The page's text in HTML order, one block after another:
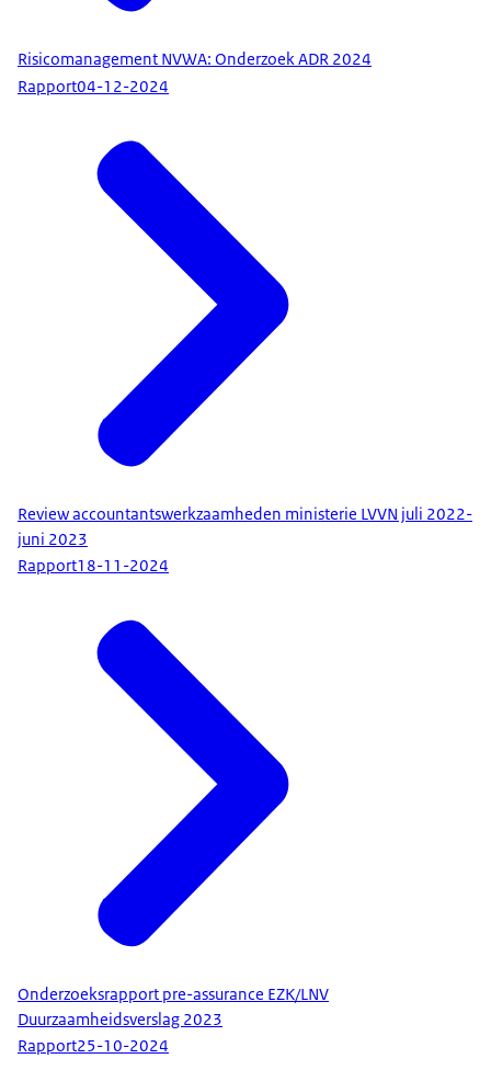
Risicomanagement NVWA: Onderzoek ADR 2024
Rapport04-12-2024
Review accountantswerkzaamheden ministerie LVVN juli 2022-
juni 2023
Rapport18-11-2024
Onderzoeksrapport pre-assurance EZK/LNV
Duurzaamheidsverslag 2023
Rapport25-10-2024